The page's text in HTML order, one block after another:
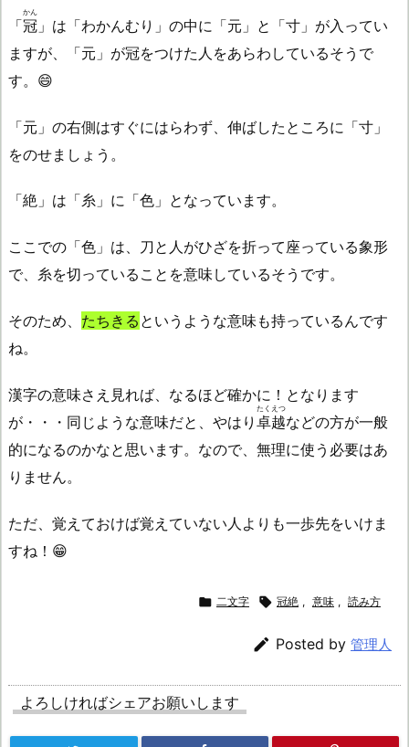
「冠
かん
」は「わかんむり」の中に「元」と「寸」が入ってい
ますが、「元」が冠をつけた人をあらわしているそうで
す。😄
「元」の右側はすぐにはらわず、伸ばしたところに「寸」
をのせましょう。
「絶」は「糸」に「色」となっています。
ここでの「色」は、刀と人がひざを折って座っている象形
で、糸を切っていることを意味しているそうです。
そのため、 たちきる というような意味も持っているんです
ね。
漢字の意味さえ見れば、なるほど確かに！となります
が・・・同じような意味だと、やはり 卓越
たくえつ
などの方が一般
的になるのかなと思います。なので、無理に使う必要はあ
りません。
ただ、覚えておけば覚えていない人よりも一歩先をいけま
すね！😁
 二文字  冠絶 , 意味 , 読み方
 Posted by 管理人
よろしければシェアお願いします